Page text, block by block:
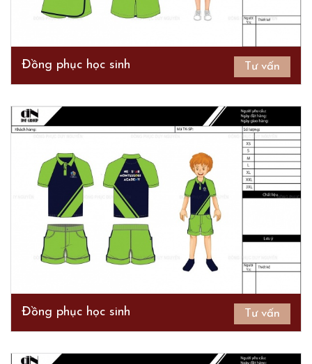
Đồng phục học sinh Tư vấn
Đồng phục học sinh Tư vấn